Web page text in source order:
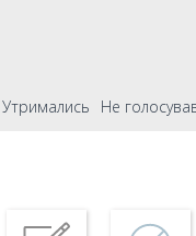
Утримались Не